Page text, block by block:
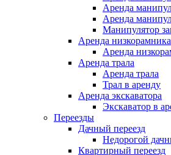
Аренда
Аренда
Манипулятор
Аренда низкорамника
Аренда
Аренда трала
Аренда трала
Трал в аренду
Аренда экскаватора
Экскаватор в
Переезды
Дачный переезд
Недорогой
Квартирный переезд